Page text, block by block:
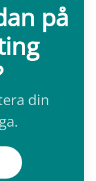
på
din